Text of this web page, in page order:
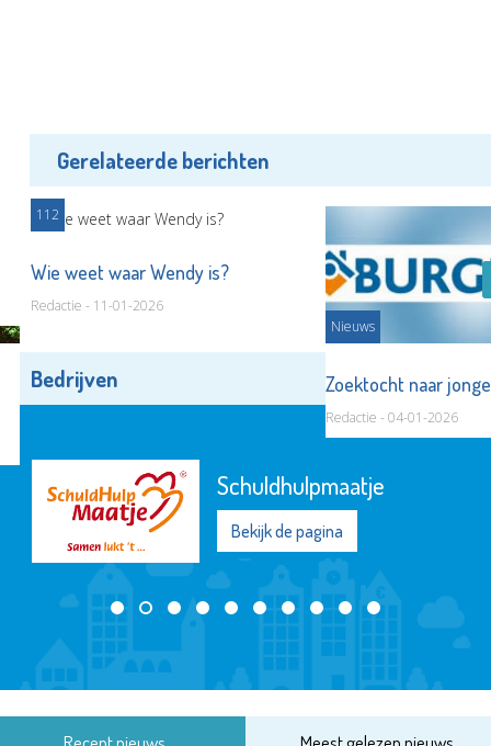
Gerelateerde berichten
112
Wie weet waar Wendy is?
Redactie - 11-01-2026
Nieuws
Zoektocht naar
Redactie - 04-01-2026
Bedrijven Alle bedrijven
Schuldhulpmaatje
Bekijk de pagina